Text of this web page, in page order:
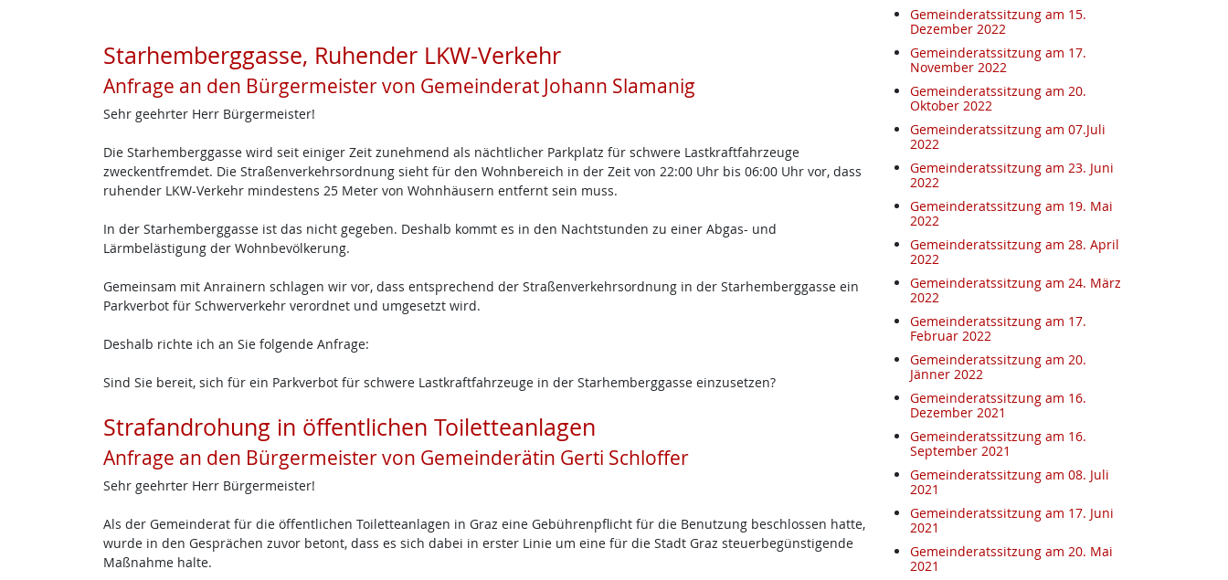
Starhemberggasse, Ruhender LKW-Verkehr
Anfrage an den Bürgermeister von Gemeinderat Johann Slamanig
Sehr geehrter Herr Bürgermeister!
Die Starhemberggasse wird seit einiger Zeit zunehmend als nächtlicher Parkplatz für schwere Lastkraftfahrzeuge
zweckentfremdet. Die Straßenverkehrsordnung sieht für den Wohnbereich in der Zeit von 22:00 Uhr bis 06:00 Uhr vor, dass
ruhender LKW-Verkehr mindestens 25 Meter von Wohnhäusern entfernt sein muss.
In der Starhemberggasse ist das nicht gegeben. Deshalb kommt es in den Nachtstunden zu einer Abgas- und
Lärmbelästigung der Wohnbevölkerung.
Gemeinsam mit Anrainern schlagen wir vor, dass entsprechend der Straßenverkehrsordnung in der Starhemberggasse ein
Parkverbot für Schwerverkehr verordnet und umgesetzt wird.
Deshalb richte ich an Sie folgende Anfrage:
Sind Sie bereit, sich für ein Parkverbot für schwere Lastkraftfahrzeuge in der Starhemberggasse einzusetzen?
Strafandrohung in öffentlichen Toiletteanlagen
Anfrage an den Bürgermeister von Gemeinderätin Gerti Schloffer
Sehr geehrter Herr Bürgermeister!
Als der Gemeinderat für die öffentlichen Toiletteanlagen in Graz eine Gebührenpflicht für die Benutzung beschlossen hatte,
wurde in den Gesprächen zuvor betont, dass es sich dabei in erster Linie um eine für die Stadt Graz steuerbegünstigende
Maßnahme halte.
Gemeinderatssitzung am 15.
Dezember 2022
Gemeinderatssitzung am 17.
November 2022
Gemeinderatssitzung am 20.
Oktober 2022
Gemeinderatssitzung am 07.Juli
2022
Gemeinderatssitzung am 23. Juni
2022
Gemeinderatssitzung am 19. Mai
2022
Gemeinderatssitzung am 28. April
2022
Gemeinderatssitzung am 24. März
2022
Gemeinderatssitzung am 17.
Februar 2022
Gemeinderatssitzung am 20.
Jänner 2022
Gemeinderatssitzung am 16.
Dezember 2021
Gemeinderatssitzung am 16.
September 2021
Gemeinderatssitzung am 08. Juli
2021
Gemeinderatssitzung am 17. Juni
2021
Gemeinderatssitzung am 20. Mai
2021